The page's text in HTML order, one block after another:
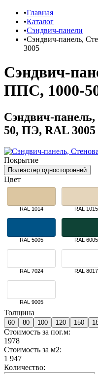
Главная
Каталог
Сэндвич-панели
Сэндвич-панель,
3005
Сэндвич-
ППС, 1000-
Сэндвич-
50, ПЭ, RAL 3005
Покрытие
Полиэстер односторонний
Цвет
RAL 1014 RAL 1015
RAL 5005 RAL 6005
RAL 7024 RAL 8017
RAL 9005
Толщина
60 80 100 120 150
Стоимость за пог.м:
1978
Стоимость за м2:
1 947
Количество: